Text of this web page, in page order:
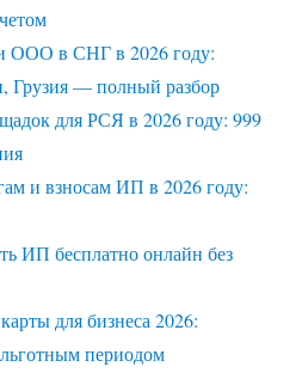
ООО в СНГ в 2026 году:
Грузия — полный разбор
для РСЯ в 2026 году: 999
и взносам ИП в 2026 году:
ИП бесплатно онлайн без
для бизнеса 2026:
периодом